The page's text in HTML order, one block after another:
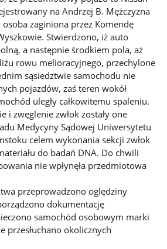
na Andrzej B. Mężczyzna
zaginiona przez Komendę
Stwierdzono, iż auto
a następnie środkiem pola, aż
rowu melioracyjnego, przechylone
sąsiedztwie samochodu nie
pojazdów, zaś teren wokół
uległy całkowitemu spaleniu.
i zwęglenie zwłok zostały one
Medycyny Sądowej Uniwersytetu
celem wykonania sekcji zwłok
do badań DNA. Do chwili
nie wpłynęła przedmiotowa
przeprowadzono oględziny
dokumentację
samochód osobowym marki
przesłuchano okolicznych